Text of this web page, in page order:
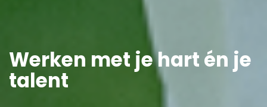
Werken met je hart én je
talent